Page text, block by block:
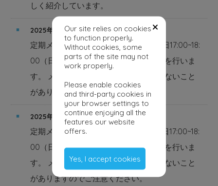
Our site relies on cookies
to function properly.
Without cookies, some
parts of the site may not
work properly.
Please enable cookies
and third-party cookies in
your browser settings to
continue enjoying all the
features our website
offers.
Yes, I accept cookies
しく紹介しています。
2025年8月12日
定期メンテナンスのお知らせ ：8月25日17:00~18:
00（日本時間）システムメンテナンスを行いま
す。 メンテナンス時間帯はご利用できないこと
がありますのでご注意ください。
2025年6月6日
定期メンテナンスのお知らせ ：7月28日17:00~18:
00（日本時間）システムメンテナンスを行いま
す。 メンテナンス時間帯はご利用できないこと
がありますのでご注意ください。